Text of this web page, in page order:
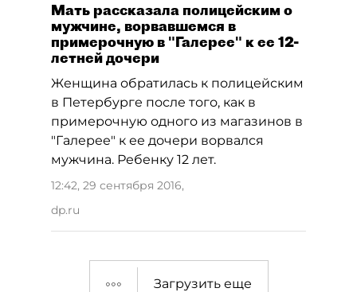
Мать рассказала полицейским о
мужчине, ворвавшемся в
примерочную в "Галерее" к ее 12-
летней дочери
Женщина обратилась к полицейским
в Петербурге после того, как в
примерочную одного из магазинов в
"Галерее" к ее дочери ворвался
мужчина. Ребенку 12 лет.
12:42, 29 сентября 2016,
dp.ru
Загрузить еще